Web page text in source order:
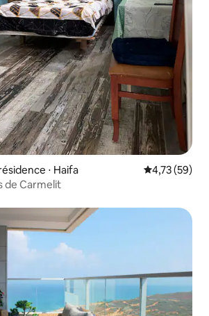
⋅ Haifa Évaluation
4,73 (59)
de Carmelit